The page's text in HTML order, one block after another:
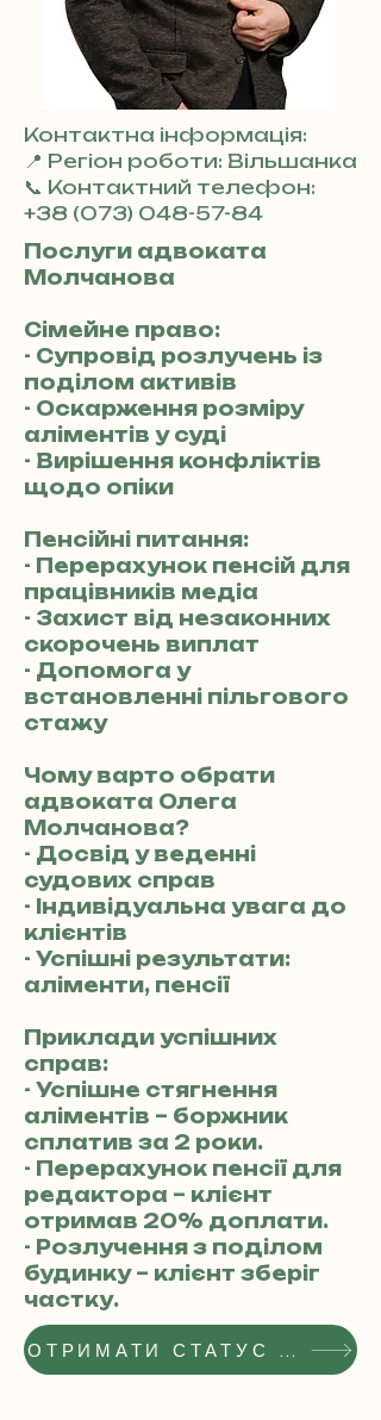
Контактна інформація:
📍 Регіон роботи: Вільшанка
📞 Контактний телефон:
+38 (073) 048-57-84
Послуги адвоката
Молчанова
Сімейне право:
- Супровід розлучень із
поділом активів
- Оскарження розміру
аліментів у суді
- Вирішення конфліктів
щодо опіки
Пенсійні питання:
- Перерахунок пенсій для
працівників медіа
- Захист від незаконних
скорочень виплат
- Допомога у
встановленні пільгового
стажу
Чому варто обрати
адвоката Олега
Молчанова?
- Досвід у веденні
судових справ
- Індивідуальна увага до
клієнтів
- Успішні результати:
аліменти, пенсії
Приклади успішних
справ:
- Успішне стягнення
аліментів – боржник
сплатив за 2 роки.
- Перерахунок пенсії для
редактора – клієнт
отримав 20% доплати.
- Розлучення з поділом
будинку – клієнт зберіг
частку.
ОТРИМАТИ СТАТУС РЕКОМЕНДОВАНОГО АДВОКАТА